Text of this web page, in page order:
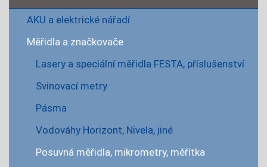
AKU a elektrické nářadí
Měřidla a značkovače
Lasery a speciální měřidla FESTA, příslušenství
Svinovací metry
Pásma
Vodováhy Horizont, Nivela, jiné
Posuvná měřidla, mikrometry, měřítka